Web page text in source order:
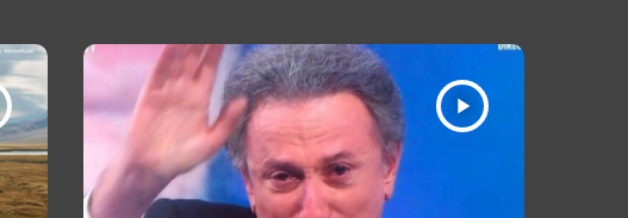
play_arrow